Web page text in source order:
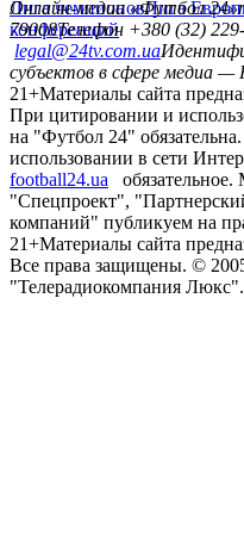
Лига чемпионовЛига
конференций
Онлайн-медиа «Футбол 24»
79008Телефон +380 (32)
legal@24tv.com.ua
субъектов в сфере медиа —
21+Материалы сайта
При цитировании и
на "Футбол 24"
использовании в сети
football24.ua
"Спецпроект",
компаний" публикуем на
21+Материалы сайта
Все права защищены. ©
"Телерадиокомпания